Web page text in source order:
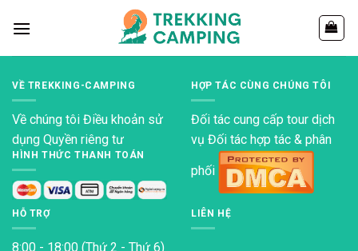
đến
VỀ TREKKING-CAMPING
Về chúng tôi Điều khoản sử
dụng Quyền riêng tư
HÌNH THỨC THANH TOÁN
HỢP TÁC CÙNG CHÚNG TÔI
Đối tác cung cấp tour dịch
vụ Đối tác hợp tác & phân
phối
HỖ TRỢ
8:00 - 18:00 (Thứ 2 - Thứ 6)
LIÊN HỆ